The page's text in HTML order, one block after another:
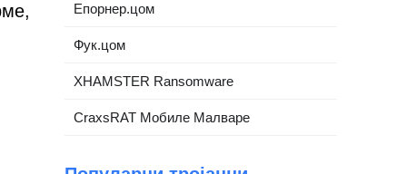
Епорнер.цом
Фук.цом
XHAMSTER Ransomware
CraxsRAT Мобиле Малваре